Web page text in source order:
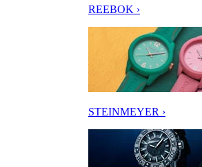
REEBOK ›
STEINMEYER ›